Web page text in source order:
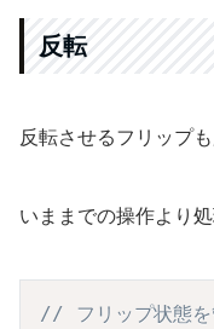
反転
反転させるフリップ
いままでの操作より
// フリップ状態を